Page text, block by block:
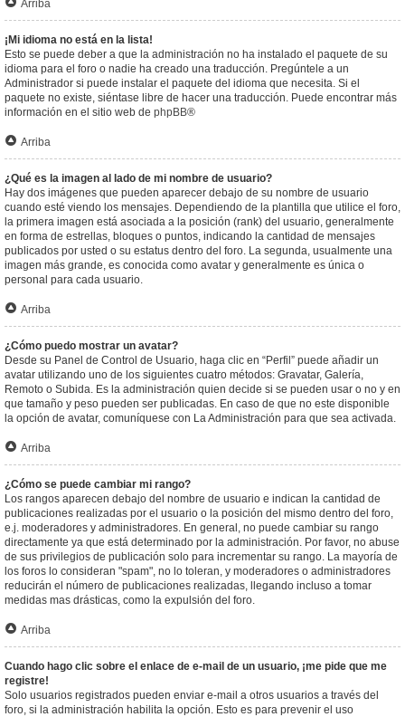
Arriba
¡Mi idioma no está en la lista!
Esto se puede deber a que la administración no ha instalado el paquete de su
idioma para el foro o nadie ha creado una traducción. Pregúntele a un
Administrador si puede instalar el paquete del idioma que necesita. Si el
paquete no existe, siéntase libre de hacer una traducción. Puede encontrar más
información en el sitio web de phpBB®
Arriba
¿Qué es la imagen al lado de mi nombre de usuario?
Hay dos imágenes que pueden aparecer debajo de su nombre de usuario
cuando esté viendo los mensajes. Dependiendo de la plantilla que utilice el foro,
la primera imagen está asociada a la posición (rank) del usuario, generalmente
en forma de estrellas, bloques o puntos, indicando la cantidad de mensajes
publicados por usted o su estatus dentro del foro. La segunda, usualmente una
imagen más grande, es conocida como avatar y generalmente es única o
personal para cada usuario.
Arriba
¿Cómo puedo mostrar un avatar?
Desde su Panel de Control de Usuario, haga clic en “Perfil” puede añadir un
avatar utilizando uno de los siguientes cuatro métodos: Gravatar, Galería,
Remoto o Subida. Es la administración quien decide si se pueden usar o no y en
que tamaño y peso pueden ser publicadas. En caso de que no este disponible
la opción de avatar, comuníquese con La Administración para que sea activada.
Arriba
¿Cómo se puede cambiar mi rango?
Los rangos aparecen debajo del nombre de usuario e indican la cantidad de
publicaciones realizadas por el usuario o la posición del mismo dentro del foro,
e.j. moderadores y administradores. En general, no puede cambiar su rango
directamente ya que está determinado por la administración. Por favor, no abuse
de sus privilegios de publicación solo para incrementar su rango. La mayoría de
los foros lo consideran "spam", no lo toleran, y moderadores o administradores
reducirán el número de publicaciones realizadas, llegando incluso a tomar
medidas mas drásticas, como la expulsión del foro.
Arriba
Cuando hago clic sobre el enlace de e-mail de un usuario, ¡me pide que me
registre!
Solo usuarios registrados pueden enviar e-mail a otros usuarios a través del
foro, si la administración habilita la opción. Esto es para prevenir el uso